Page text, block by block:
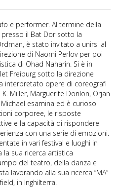
e performer. Al termine della
il Bat Dor sotto la
è stato invitato a unirsi al
di Naomi Perlov per poi
di Ohad Naharin. Si è in
Freiburg sotto la direzione
interpretato opere di coreografi
Miller, Marguerite Donlon, Orjan
esamina ed è curioso
corporee, le risposte
e la capacità di rispondere
con una serie di emozioni.
in vari festival e luoghi in
sua ricerca artistica
del teatro, della danza e
lavorando alla sua ricerca “MA”
in Inghilterra.